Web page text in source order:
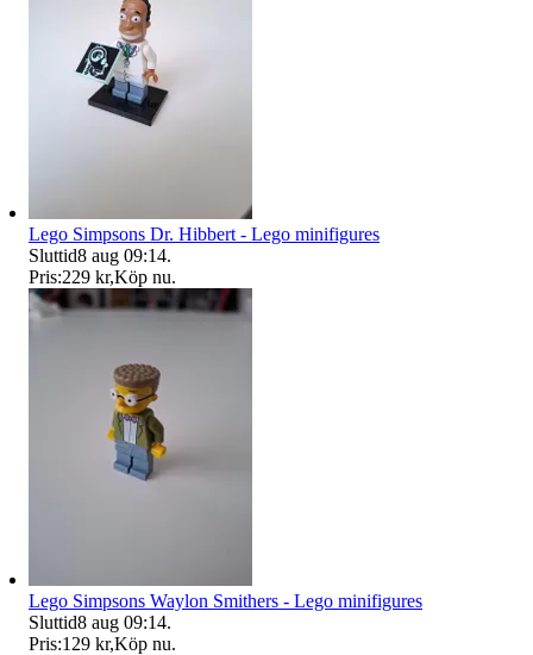
Lego Simpsons Dr. Hibbert - Lego minifigures
Sluttid8 aug 09:14.
Pris:229 kr,Köp nu.
Lego Simpsons Waylon Smithers - Lego minifigures
Sluttid8 aug 09:14.
Pris:129 kr,Köp nu.